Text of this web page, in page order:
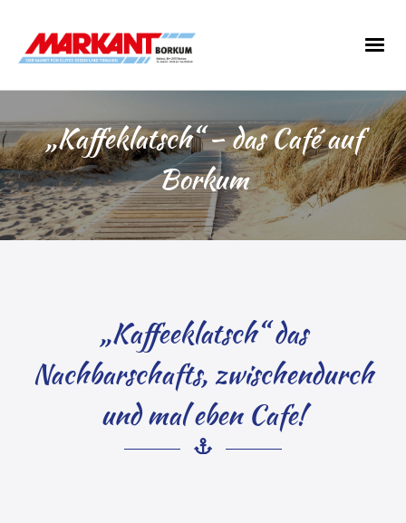
„Kaffeklatsch“ – das Café auf
Borkum
„Kaffeeklatsch“ das
Nachbarschafts, zwischendurch
und mal eben Cafe!